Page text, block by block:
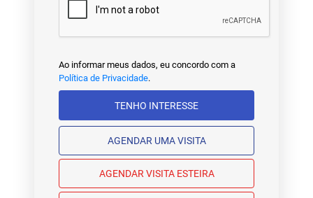
Ao informar meus dados, eu concordo com a
Política de Privacidade.
TENHO INTERESSE
AGENDAR UMA VISITA
AGENDAR VISITA ESTEIRA